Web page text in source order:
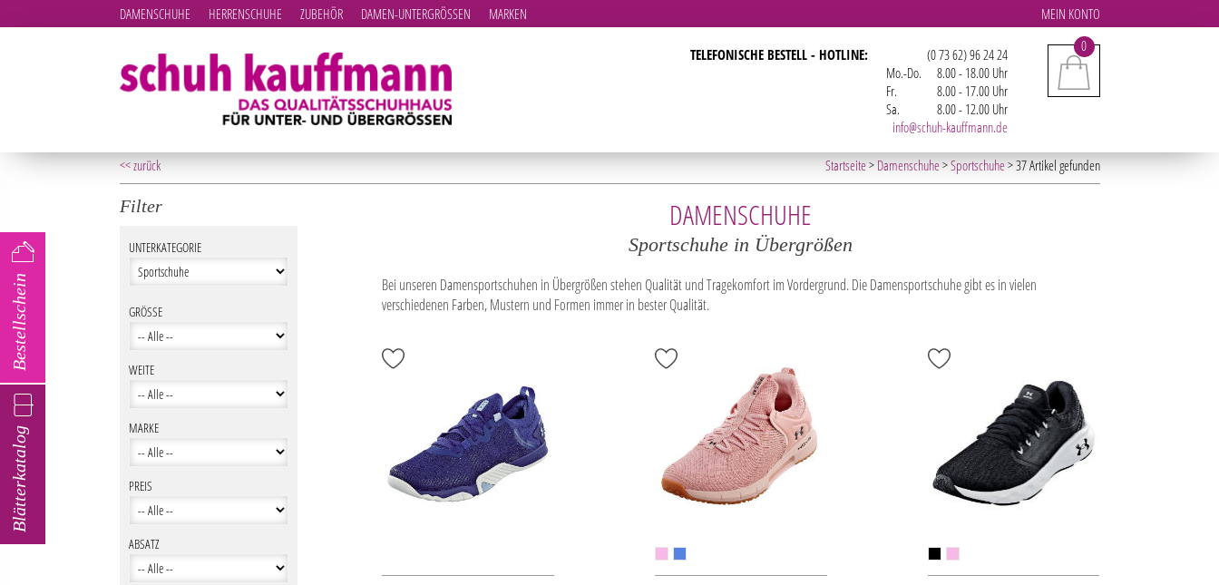
Blätterkatalog
Bestellschein
MEIN KONTO
DAMENSCHUHE HERRENSCHUHE ZUBEHÖR DAMEN-UNTERGRÖSSEN
MARKEN
0
TELEFONISCHE BESTELL - HOTLINE:
(0 73 62) 96 24 24
Mo.-Do.
8.00 - 18.00 Uhr
Fr.
8.00 - 17.00 Uhr
Sa.
8.00 - 12.00 Uhr
info@schuh-kauffmann.de
<< zurück Startseite> Damenschuhe>Sportschuhe> 37 Artikel gefunden
DAMENSCHUHE
Sportschuhe in Übergrößen
Filter
UNTERKATEGORIE
GRÖSSE
WEITE
MARKE
PREIS
ABSATZ
Bei unseren Damensportschuhen in Übergrößen stehen Qualität und Tragekomfort im Vordergrund. Die Damensportschuhe gibt es in vielen
verschiedenen Farben, Mustern und Formen immer in bester Qualität.